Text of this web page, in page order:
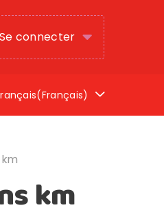
connecter
(Français)
km